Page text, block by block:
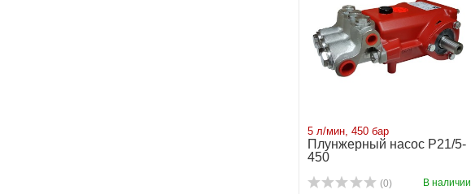
5 л/мин, 450 бар
Плунжерный насос P21/5-
450
(0) В наличии